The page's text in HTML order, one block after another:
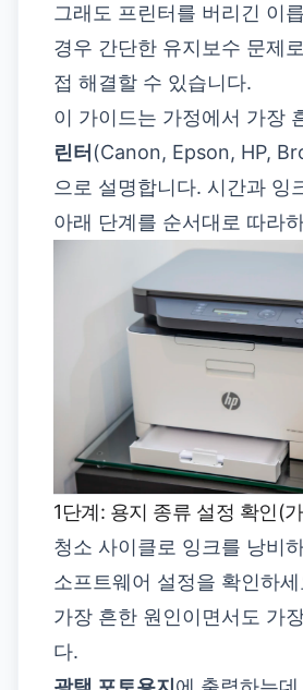
그래도 프린터를 버리긴 이
경우 간단한 유지보수 문제
접 해결할 수 있습니다.
이 가이드는 가정에서 가장
린터 (Canon, Epson, HP,
으로 설명합니다. 시간과 잉
아래 단계를 순서대로 따라
1단계: 용지 종류 설정 확인(
청소 사이클로 잉크를 낭비
소프트웨어 설정을 확인하
가장 흔한 원인이면서도 가
다.